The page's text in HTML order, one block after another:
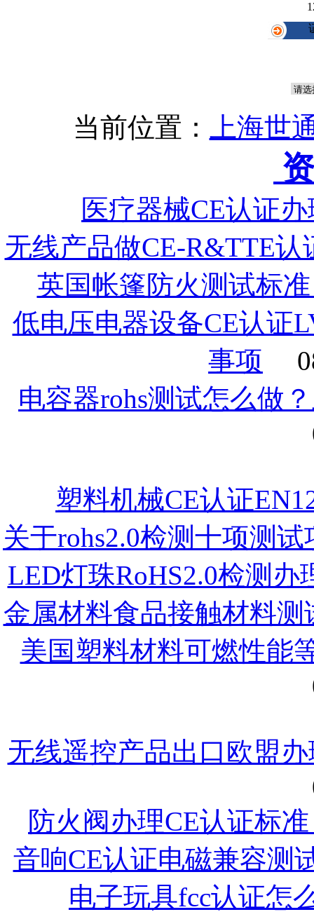
当前位置： 上海世
医疗器械CE认证
无线产品做CE-R&TTE认
英国帐篷防火测试标准
低电压电器设备CE认证
事项
电容器rohs测试怎么做
塑料机械CE认证
关于rohs2.0检测十项测
LED灯珠RoHS2.0检测办
金属材料食品接触材料测
美国塑料材料可燃性能
无线遥控产品出口欧盟
防火阀办理CE认证标
音响CE认证电磁兼容测
电子玩具fcc认证怎